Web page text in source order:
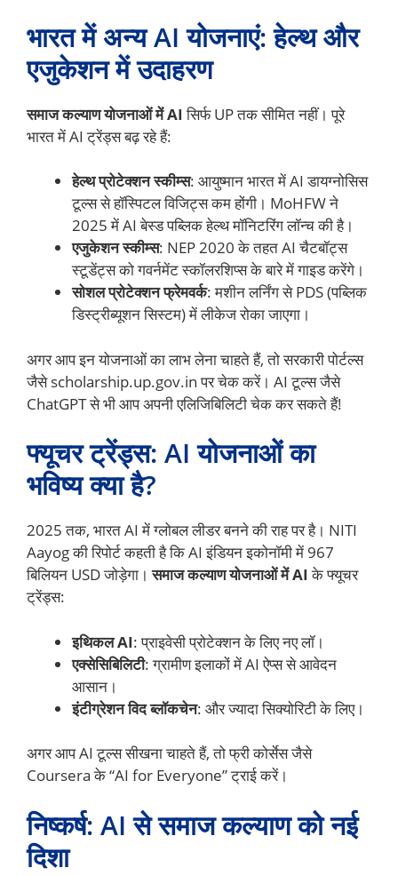
भारत में अन्य AI योजनाएं: हेल्थ और
एजुकेशन में उदाहरण
समाज कल्याण योजनाओं में AI सिर्फ UP तक सीमित नहीं। पूरे
भारत में AI ट्रेंड्स बढ़ रहे हैं:
हेल्थ प्रोटेक्शन स्कीम्स: आयुष्मान भारत में AI डायग्नोसिस
टूल्स से हॉस्पिटल विजिट्स कम होंगी। MoHFW ने
2025 में AI बेस्ड पब्लिक हेल्थ मॉनिटरिंग लॉन्च की है।
एजुकेशन स्कीम्स: NEP 2020 के तहत AI चैटबॉट्स
स्टूडेंट्स को गवर्नमेंट स्कॉलरशिप्स के बारे में गाइड करेंगे।
सोशल प्रोटेक्शन फ्रेमवर्क: मशीन लर्निंग से PDS (पब्लिक
डिस्ट्रीब्यूशन सिस्टम) में लीकेज रोका जाएगा।
अगर आप इन योजनाओं का लाभ लेना चाहते हैं, तो सरकारी पोर्टल्स
जैसे scholarship.up.gov.in पर चेक करें। AI टूल्स जैसे
ChatGPT से भी आप अपनी एलिजिबिलिटी चेक कर सकते हैं!
फ्यूचर ट्रेंड्स: AI योजनाओं का
भविष्य क्या है?
2025 तक, भारत AI में ग्लोबल लीडर बनने की राह पर है। NITI
Aayog की रिपोर्ट कहती है कि AI इंडियन इकोनॉमी में 967
बिलियन USD जोड़ेगा।समाज कल्याण योजनाओं में AI के फ्यूचर
ट्रेंड्स:
इथिकल AI: प्राइवेसी प्रोटेक्शन के लिए नए लॉ।
एक्सेसिबिलिटी: ग्रामीण इलाकों में AI ऐप्स से आवेदन
आसान।
इंटीग्रेशन विद ब्लॉकचेन: और ज्यादा सिक्योरिटी के लिए।
अगर आप AI टूल्स सीखना चाहते हैं, तो फ्री कोर्सेस जैसे
Coursera के “AI for Everyone” ट्राई करें।
निष्कर्ष: AI से समाज कल्याण को नई
दिशा